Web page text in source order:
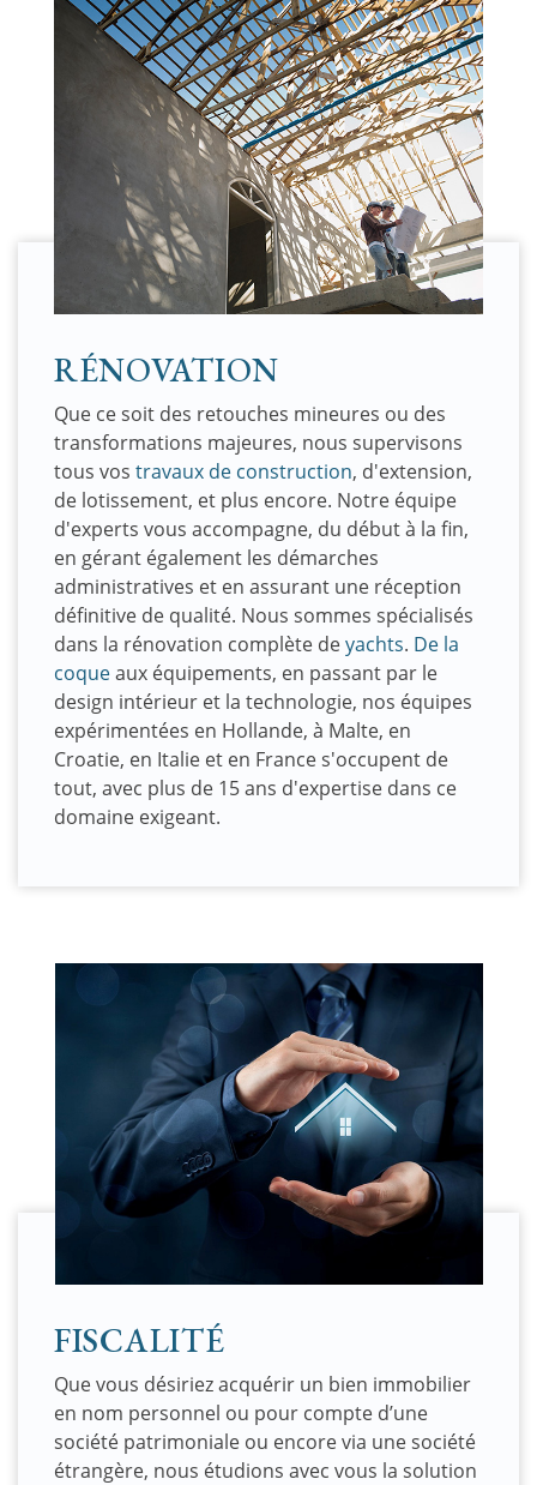
RÉNOVATION
Que ce soit des retouches mineures ou des
transformations majeures, nous supervisons
tous vos travaux de construction, d'extension,
de lotissement, et plus encore. Notre équipe
d'experts vous accompagne, du début à la fin,
en gérant également les démarches
administratives et en assurant une réception
définitive de qualité. Nous sommes spécialisés
dans la rénovation complète deyachts. De la
coqueaux équipements, en passant par le
design intérieur et la technologie, nos équipes
expérimentées en Hollande, à Malte, en
Croatie, en Italie et en France s'occupent de
tout, avec plus de 15 ans d'expertise dans ce
domaine exigeant.
FISCALITÉ
Que vous désiriez acquérir un bien immobilier
en nom personnel ou pour compte d’une
société patrimoniale ou encore via une société
étrangère, nous étudions avec vous la solution